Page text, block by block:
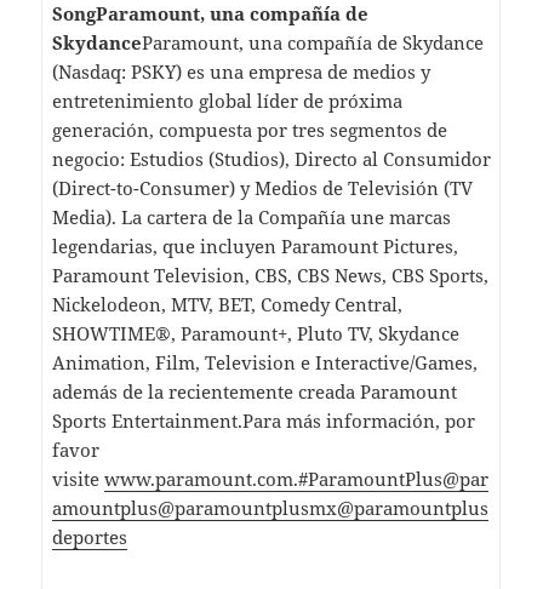
SongParamount, una compañía de
SkydanceParamount, una compañía de Skydance
(Nasdaq: PSKY) es una empresa de medios y
entretenimiento global líder de próxima
generación, compuesta por tres segmentos de
negocio: Estudios (Studios), Directo al Consumidor
(Direct-to-Consumer) y Medios de Televisión (TV
Media). La cartera de la Compañía une marcas
legendarias, que incluyen Paramount Pictures,
Paramount Television, CBS, CBS News, CBS Sports,
Nickelodeon, MTV, BET, Comedy Central,
SHOWTIME®, Paramount+, Pluto TV, Skydance
Animation, Film, Television e Interactive/Games,
además de la recientemente creada Paramount
Sports Entertainment.Para más información, por
favor
visite www.paramount.com.#ParamountPlus@par
amountplus@paramountplusmx@paramountplus
deportes